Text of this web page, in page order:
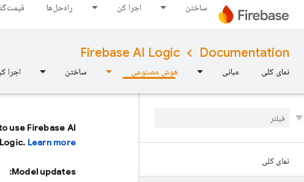
ساختن اجرا کن راه‌حل‌ها
Documentation
Firebase AI Logic
نمای کلی مبانی هوش مصنوعی ساختن اجرا
نمای کلی
use Firebase AI
Learn more.
Model updates: